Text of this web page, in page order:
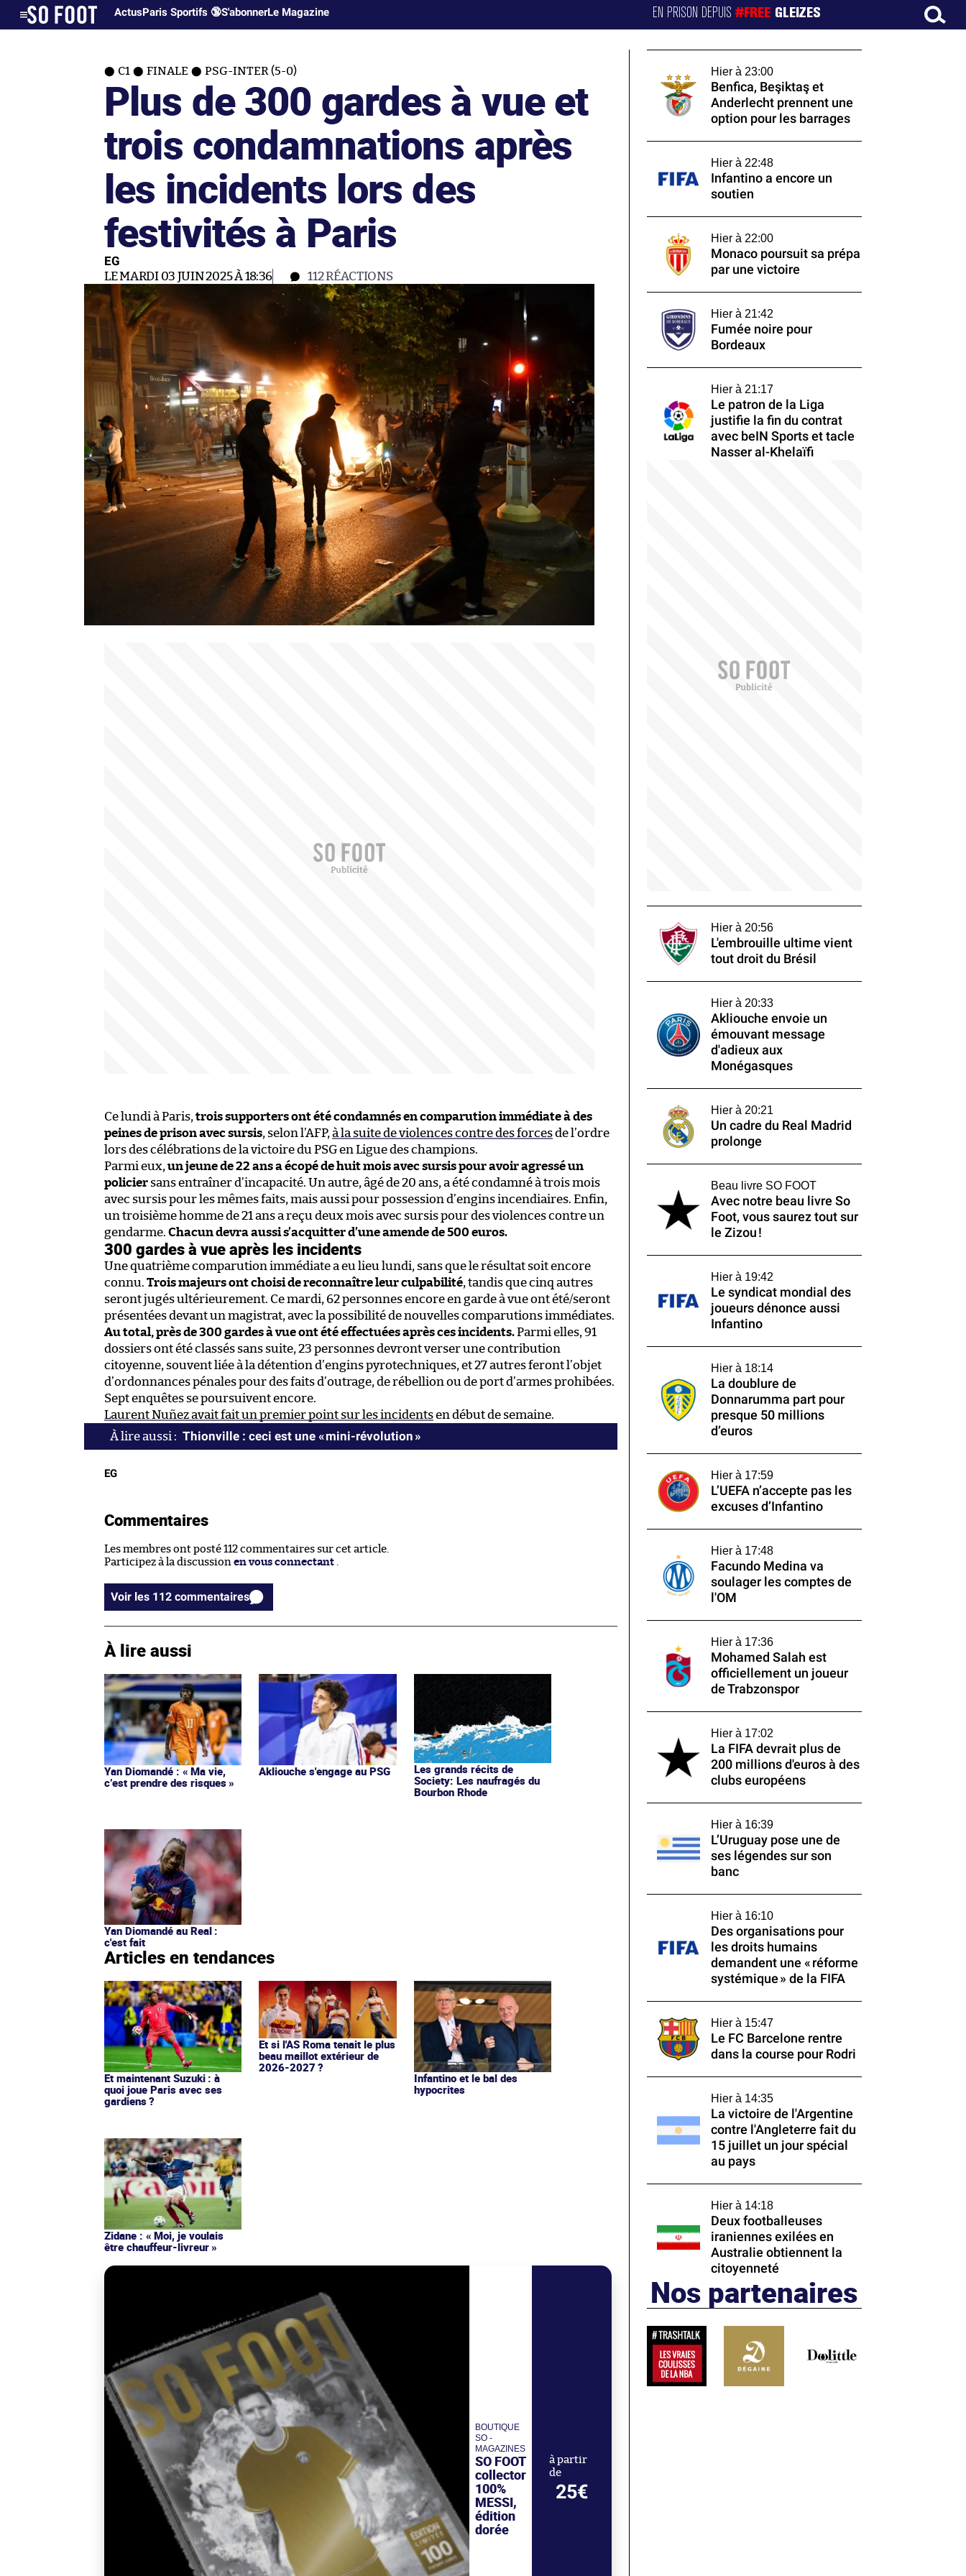
ActusParis Sportifs 🔞S'abonnerLe Magazine EN PRISON DEPUIS#FREE GLEIZES
C1 FINALE PSG-INTER (5-0)
Plus de 300 gardes à vue et
trois condamnations après
les incidents lors des
festivités à Paris
EG
LE MARDI 03 JUIN 2025 À 18:36 112RÉACTIONS
Ce lundi à Paris, trois supporters ont été condamnés en comparution immédiate à des
peines de prison avec sursis, selon l’AFP, à la suite de violences contre des forcesde l’ordre
lors des célébrations de la victoire du PSG en Ligue des champions.
Parmi eux, un jeune de 22 ans a écopé de huit mois avec sursis pour avoir agressé un
policier sans entraîner d’incapacité. Un autre, âgé de 20 ans, a été condamné à trois mois
avec sursis pour les mêmes faits, mais aussi pour possession d’engins incendiaires. Enfin,
un troisième homme de 21 ans a reçu deux mois avec sursis pour des violences contre un
gendarme. Chacun devra aussi s’acquitter d’une amende de 500 euros.
300 gardes à vue après les incidents
Une quatrième comparution immédiate a eu lieu lundi, sans que le résultat soit encore
connu. Trois majeurs ont choisi de reconnaître leur culpabilité, tandis que cinq autres
seront jugés ultérieurement. Ce mardi, 62 personnes encore en garde à vue ont été/seront
présentées devant un magistrat, avec la possibilité de nouvelles comparutions immédiates.
Au total, près de 300 gardes à vue ont été effectuées après ces incidents.Parmi elles, 91
dossiers ont été classés sans suite, 23 personnes devront verser une contribution
citoyenne, souvent liée à la détention d’engins pyrotechniques, et 27 autres feront l’objet
d’ordonnances pénales pour des faits d’outrage, de rébellion ou de port d’armes prohibées.
Sept enquêtes se poursuivent encore.
Laurent Nuñez avait fait un premier point sur les incidentsen début de semaine.
Thionville : ceci est une « mini-révolution »
EG
Commentaires
Les membres ont posté 112 commentaires sur cet article.
Participez à la discussion en vous connectant
Voir les 112 commentaires
À lire aussi
Yan Diomandé : « Ma vie,
c’est prendre des risques »
Akliouche s'engage au PSG
Les grands récits de
Society: Les naufragés du
Bourbon Rhode
Yan Diomandé au Real :
c'est fait
Articles en tendances
Et maintenant Suzuki : à
quoi joue Paris avec ses
gardiens ?
Et si l'AS Roma tenait le plus
beau maillot extérieur de
2026-2027 ?
Infantino et le bal des
hypocrites
Zidane : « Moi, je voulais
être chauffeur-livreur »
BOUTIQUE
SO -
MAGAZINES
SO FOOT
collector
100%
MESSI,
édition
dorée
à partir
de
25€
Hier à 23:00
Benfica, Beşiktaş et
Anderlecht prennent une
option pour les barrages
Hier à 22:48
Infantino a encore un
soutien
Hier à 22:00
Monaco poursuit sa prépa
par une victoire
Hier à 21:42
Fumée noire pour
Bordeaux
Hier à 21:17
Le patron de la Liga
justifie la fin du contrat
avec beIN Sports et tacle
Nasser al-Khelaïfi
Hier à 20:56
L'embrouille ultime vient
tout droit du Brésil
Hier à 20:33
Akliouche envoie un
émouvant message
d'adieux aux
Monégasques
Hier à 20:21
Un cadre du Real Madrid
prolonge
Beau livre SO FOOT
Avec notre beau livre So
Foot, vous saurez tout sur
le Zizou !
Hier à 19:42
Le syndicat mondial des
joueurs dénonce aussi
Infantino
Hier à 18:14
La doublure de
Donnarumma part pour
presque 50 millions
d’euros
Hier à 17:59
L’UEFA n’accepte pas les
excuses d’Infantino
Hier à 17:48
Facundo Medina va
soulager les comptes de
l'OM
Hier à 17:36
Mohamed Salah est
officiellement un joueur
de Trabzonspor
Hier à 17:02
La FIFA devrait plus de
200 millions d'euros à des
clubs européens
Hier à 16:39
L’Uruguay pose une de
ses légendes sur son
banc
Hier à 16:10
Des organisations pour
les droits humains
demandent une « réforme
systémique » de la FIFA
Hier à 15:47
Le FC Barcelone rentre
dans la course pour Rodri
Hier à 14:35
La victoire de l'Argentine
contre l'Angleterre fait du
15 juillet un jour spécial
au pays
Hier à 14:18
Deux footballeuses
iraniennes exilées en
Australie obtiennent la
citoyenneté
Nos partenaires